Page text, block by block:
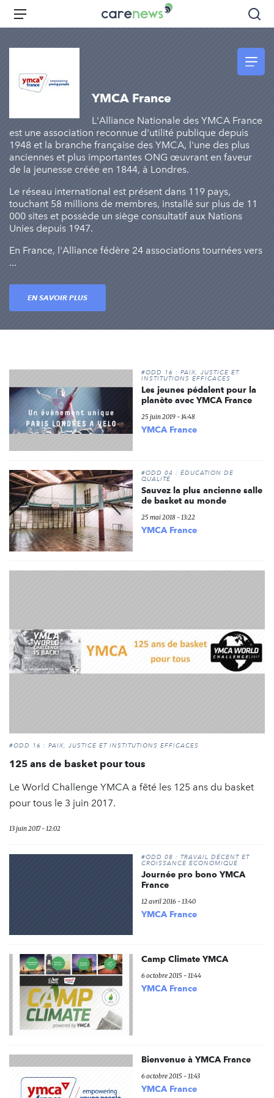
Aller
principal
Carenews,
Le
l'engagement
Menu
YMCA France
L'Alliance Nationale des YMCA France
est une association reconnue d'utilité publique depuis
1948 et la branche française des YMCA, l'une des plus
anciennes et plus importantes ONG œuvrant en faveur
de la jeunesse créée en 1844, à Londres.
Le réseau international est présent dans 119 pays,
touchant 58 millions de membres, installé sur plus de 11
000 sites et possède un siège consultatif aux Nations
Unies depuis 1947.
En France, l'Alliance fédère 24 associations tournées vers
...
EN SAVOIR PLUS
#ODD 16 : PAIX, JUSTICE ET
INSTITUTIONS EFFICACES
Les jeunes pédalent pour la
planète avec YMCA France
25 juin 2019 - 14:48
YMCA France
#ODD 04 : ÉDUCATION DE
QUALITÉ
Sauvez la plus ancienne salle
de basket au monde
25 mai 2018 - 13:22
YMCA France
#ODD 16 : PAIX, JUSTICE ET INSTITUTIONS EFFICACES
125 ans de basket pour tous
Le World Challenge YMCA a fêté les 125 ans du basket
pour tous le 3 juin 2017.
13 juin 2017 - 12:02
#ODD 08 : TRAVAIL DÉCENT ET
CROISSANCE ÉCONOMIQUE
Journée pro bono YMCA
France
12 avril 2016 - 13:40
YMCA France
Camp Climate YMCA
6 octobre 2015 - 11:44
YMCA France
Bienvenue à YMCA France
6 octobre 2015 - 11:43
YMCA France